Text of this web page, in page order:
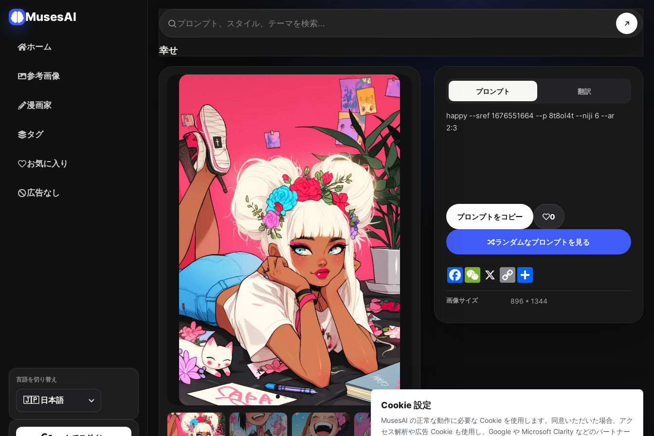
MusesAI
ホーム
参考画像
漫画家
タグ
お気に入り
広告なし
言語を切り替え
幸せ
プロンプト 翻訳
happy --sref 1676551664 --p 8t8ol4t --niji 6 --ar
2:3
プロンプトをコピー 0
ランダムなプロンプトを見る
FacebookWeChat
X
Copy
Link
画像サイズ 896 * 1344
Cookie 設定
MusesAI の正常な動作に必要な Cookie を使用します。同意いただいた場合、アク
セス解析や広告 Cookie も使用し、Google や Microsoft Clarity などのパートナー